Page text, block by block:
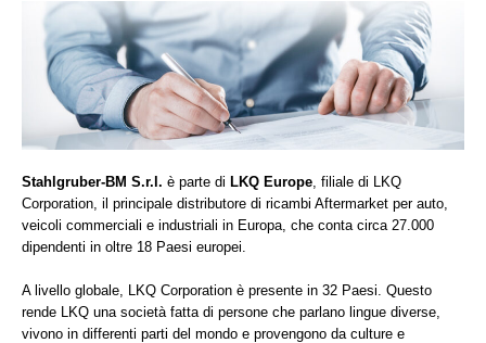
Stahlgruber-BM S.r.l. è parte di LKQ Europe , filiale di LKQ
Corporation, il principale distributore di ricambi Aftermarket per auto,
veicoli commerciali e industriali in Europa, che conta circa 27.000
dipendenti in oltre 18 Paesi europei.
A livello globale, LKQ Corporation è presente in 32 Paesi. Questo
rende LKQ una società fatta di persone che parlano lingue diverse,
vivono in differenti parti del mondo e provengono da culture e